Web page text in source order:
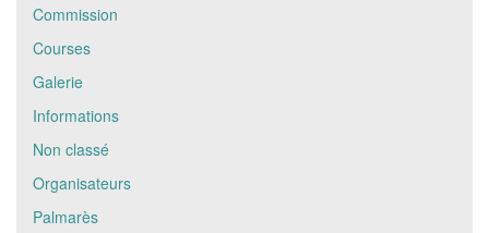
Commission
Courses
Galerie
Informations
Non classé
Organisateurs
Palmarès